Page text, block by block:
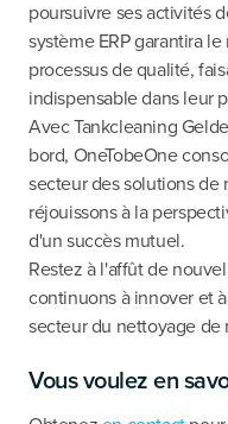
poursuivre ses activités
système ERP garantira
processus de qualité,
indispensable dans leur
Avec Tankcleaning
bord, OneTobeOne
secteur des solutions de
réjouissons à la
d'un succès mutuel.
Restez à l'affût de
continuons à innover et
secteur du nettoyage de
Vous voulez en